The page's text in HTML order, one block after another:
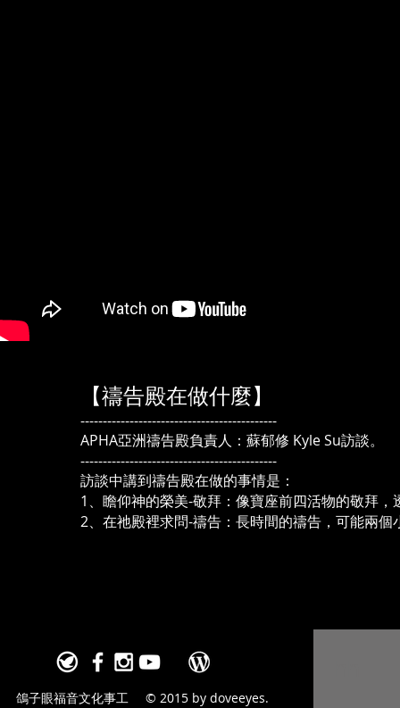
【禱告殿在做什麼】
--------------------------------------------
APHA亞洲禱告殿負責人：蘇郁修 Kyle Su訪談。
--------------------------------------------
訪談中講到禱告殿在做的事情是：
1、瞻仰神的榮美-敬拜：像寶座前四活物的敬拜
2、在祂殿裡求問-禱告：長時間的禱告，可能兩個
鴿子眼福音文化事工 © 2015 by doveeyes.